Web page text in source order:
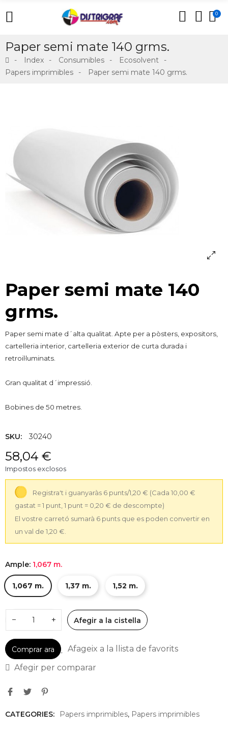
0
Paper semi mate 140 grms.
Index Consumibles
Ecosolvent
Papers imprimibles
Paper semi mate 140 grms.
Paper semi mate 140
grms.
Paper semi mate d´alta qualitat. Apte per a pòsters, expositors,
cartelleria interior, cartelleria exterior de curta durada i
retroil·luminats.
Gran qualitat d´impressió.
Bobines de 50 metres.
SKU: 30240
58,04 €
Impostos exclosos
Registra't i guanyaràs 6 punts/1,20 € (Cada 10,00 €
gastat = 1 punt, 1 punt = 0,20 € de descompte)
El vostre carretó sumarà 6 punts que es poden convertir en
un val de 1,20 €.
Ample: 1,067 m.
1,067 m. 1,37 m. 1,52 m.
− + Afegir a la cistella
Comprar ara
Afageix a la llista de favorits
Afegir per comparar
CATEGORIES: Papers imprimibles, Papers imprimibles